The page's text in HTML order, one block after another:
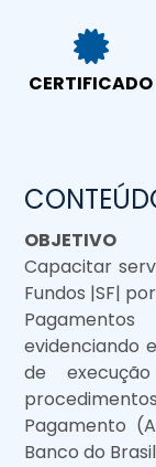
CERTIFICADO
OBJETIVO
Capacitar
Fundos |SF|
evidenciando
de
Pagamento
Banco do